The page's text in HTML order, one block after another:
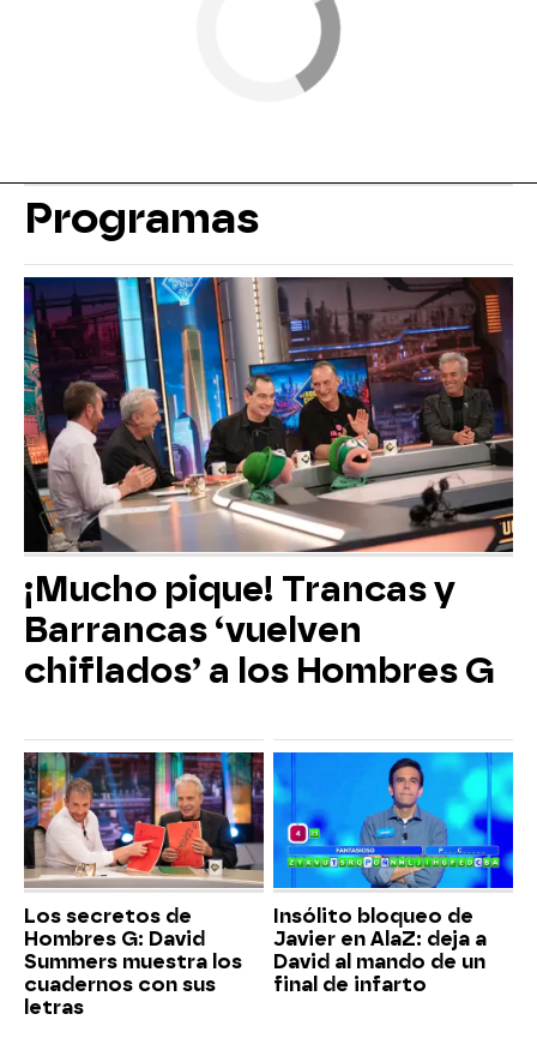
Programas
¡Mucho pique! Trancas y
Barrancas ‘vuelven
chiflados’ a los Hombres G
Los secretos de
Hombres G: David
Summers muestra los
cuadernos con sus
letras
Insólito bloqueo de
Javier en AlaZ: deja a
David al mando de un
final de infarto